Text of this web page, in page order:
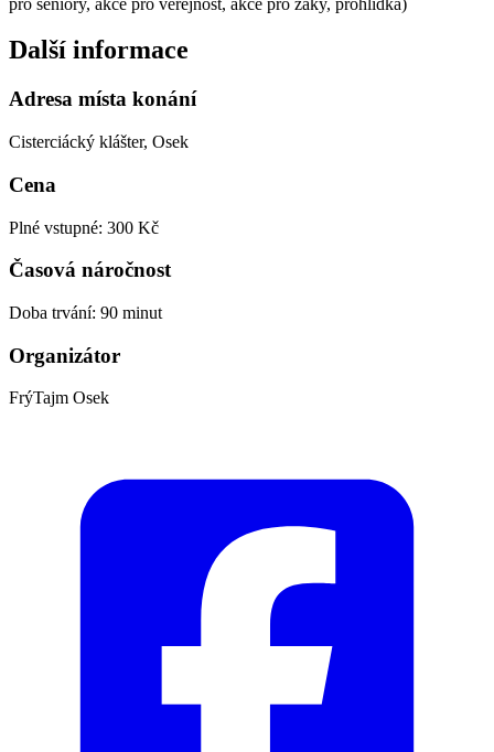
Další informace
Adresa místa konání
Cisterciácký klášter, Osek
Cena
Plné vstupné: 300 Kč
Časová náročnost
Doba trvání: 90 minut
Organizátor
FrýTajm Osek